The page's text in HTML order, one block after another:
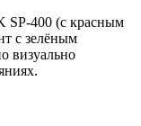
SP‑400 (с красным
с зелёным
визуально